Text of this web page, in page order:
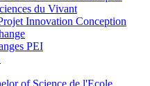
du Vivant
Innovation Conception
PEI
of Science de l'Ecole